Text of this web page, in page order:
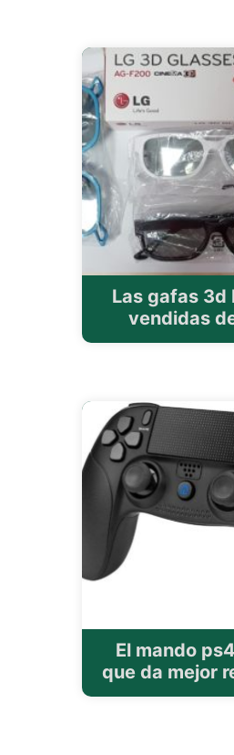
Las gafas 3d
vendidas
El mando
que da mejor